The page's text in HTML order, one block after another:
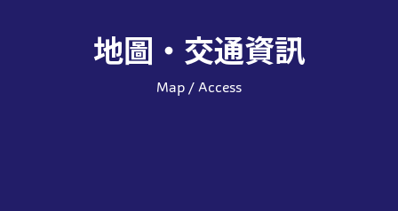
地圖・交通資訊
Map / Access